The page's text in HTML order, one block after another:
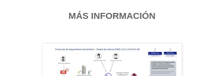
MÁS INFORMACIÓN